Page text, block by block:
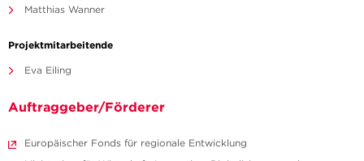
Matthias Wanner
Projektmitarbeitende
Eva Eiling
Auftraggeber/Förderer
Europäischer Fonds für regionale Entwicklung